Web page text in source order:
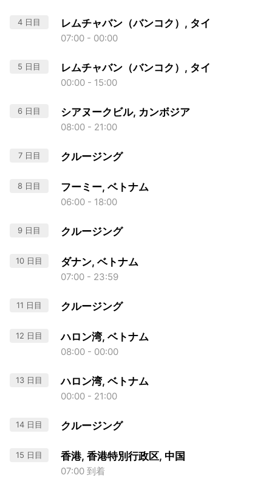
4 日目 レムチャバン（バンコク）, タイ
07:00 - 00:00
5 日目 レムチャバン（バンコク）, タイ
00:00 - 15:00
6 日目 シアヌークビル, カンボジア
08:00 - 21:00
7 日目 クルージング
8 日目 フーミー, ベトナム
06:00 - 18:00
9 日目 クルージング
10 日目 ダナン, ベトナム
07:00 - 23:59
11 日目 クルージング
12 日目 ハロン湾, ベトナム
08:00 - 00:00
13 日目 ハロン湾, ベトナム
00:00 - 21:00
14 日目 クルージング
15 日目 香港, 香港特別行政区, 中国
07:00 到着